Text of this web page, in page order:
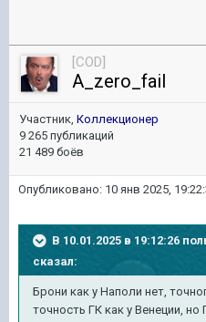
[COD]
A_zero_fail
Участник, Коллекционер
9 265 публикаций
21 489 боёв
Опубликовано: 10 янв 2025,
В 10.01.2025 в 19:12:26
сказал:
Брони как у Наполи нет,
точность ГК как у Венеции,